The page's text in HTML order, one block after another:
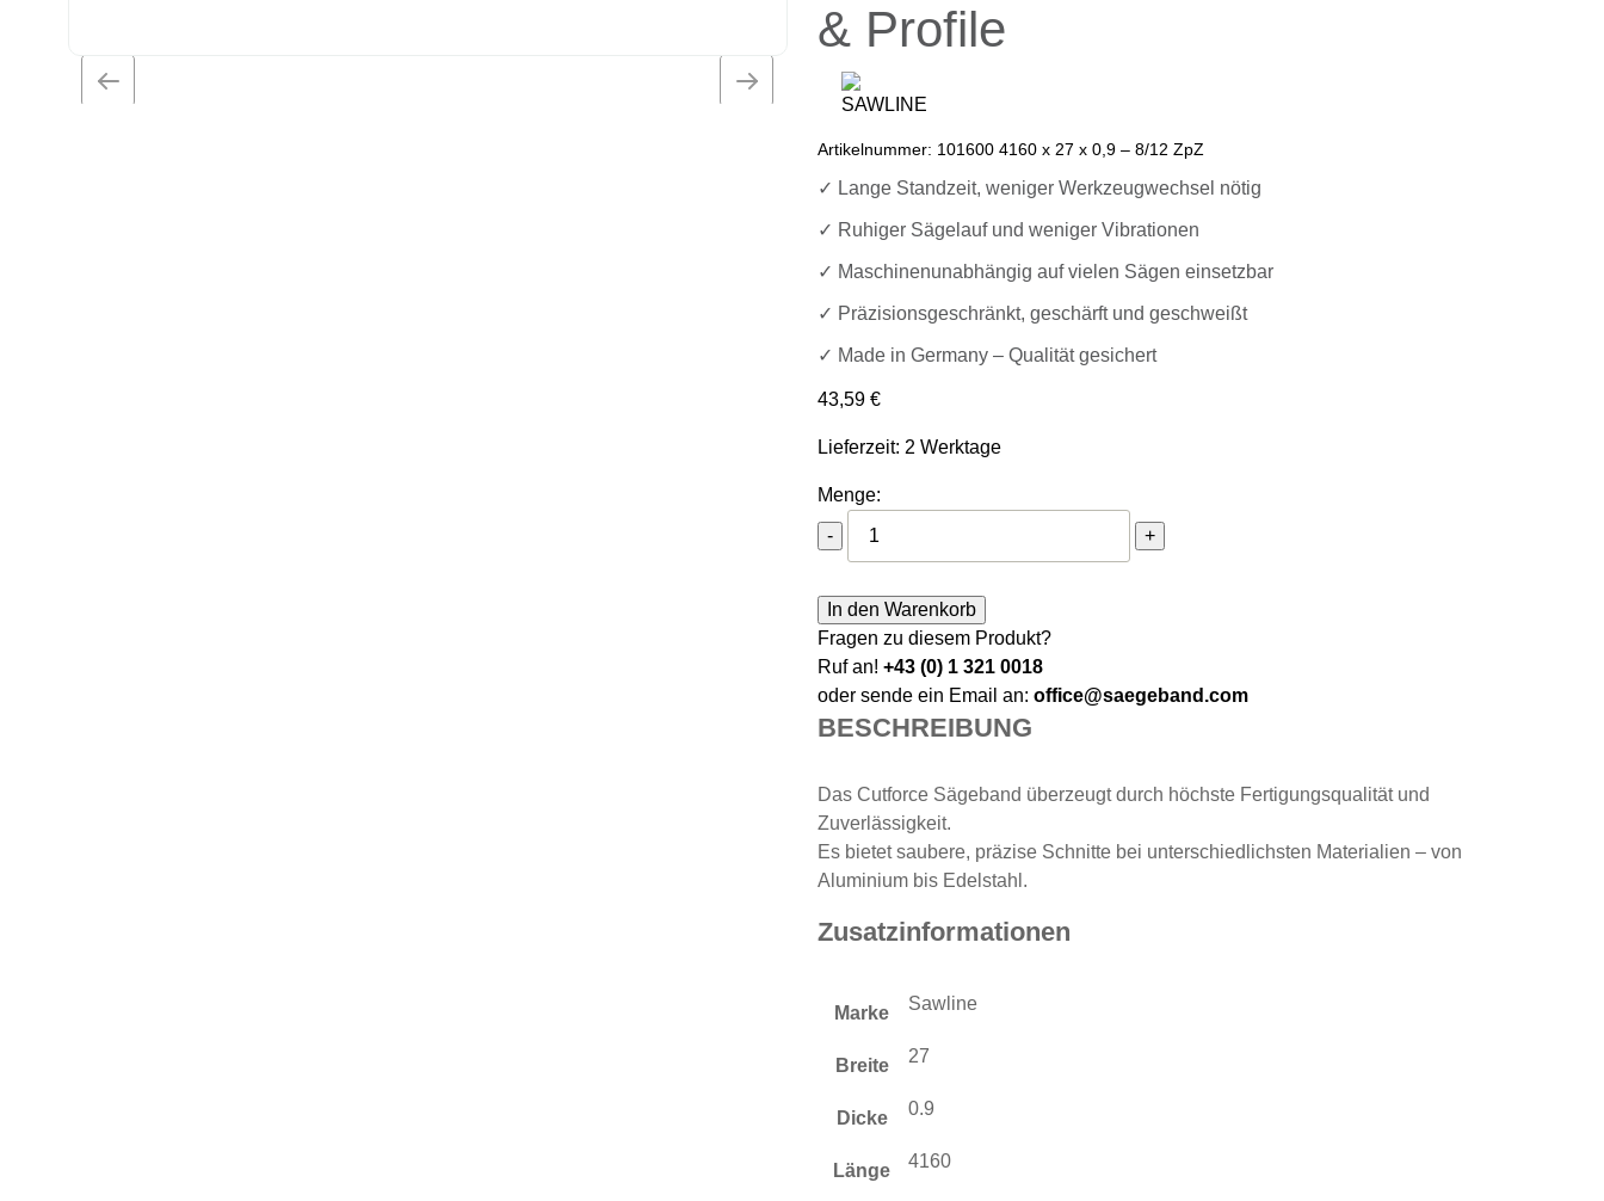
& Profile
Artikelnummer: 101600 4160 x 27 x 0,9 – 8/12 ZpZ
✓ Lange Standzeit, weniger Werkzeugwechsel nötig
✓ Ruhiger Sägelauf und weniger Vibrationen
✓ Maschinenunabhängig auf vielen Sägen einsetzbar
✓ Präzisionsgeschränkt, geschärft und geschweißt
✓ Made in Germany – Qualität gesichert
43,59 €
Lieferzeit: 2 Werktage
Menge:
-
Sawline M42 Bimetall Cutforce Allround Sägeband 4160 x 27 x 0,9 – 8/12 für Stahl,
+
In den Warenkorb
Fragen zu diesem Produkt?
Ruf an! +43 (0) 1 321 0018
oder sende ein Email an: office@saegeband.com
BESCHREIBUNG
Das Cutforce Sägeband überzeugt durch höchste Fertigungsqualität und
Zuverlässigkeit.
Es bietet saubere, präzise Schnitte bei unterschiedlichsten Materialien – von
Aluminium bis Edelstahl.
Zusatzinformationen
Marke Sawline
Breite 27
Dicke 0.9
Länge 4160